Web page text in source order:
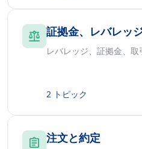
証拠金、レバレッ
レバレッジ、証拠金、
2 トピック
注文と約定